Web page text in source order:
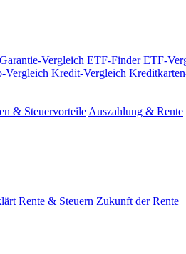
Garantie-Vergleich ETF-Finder ETF-
Vergleich Kredit-Vergleich
& Steuervorteile Auszahlung & Rente
Rente & Steuern Zukunft der Rente